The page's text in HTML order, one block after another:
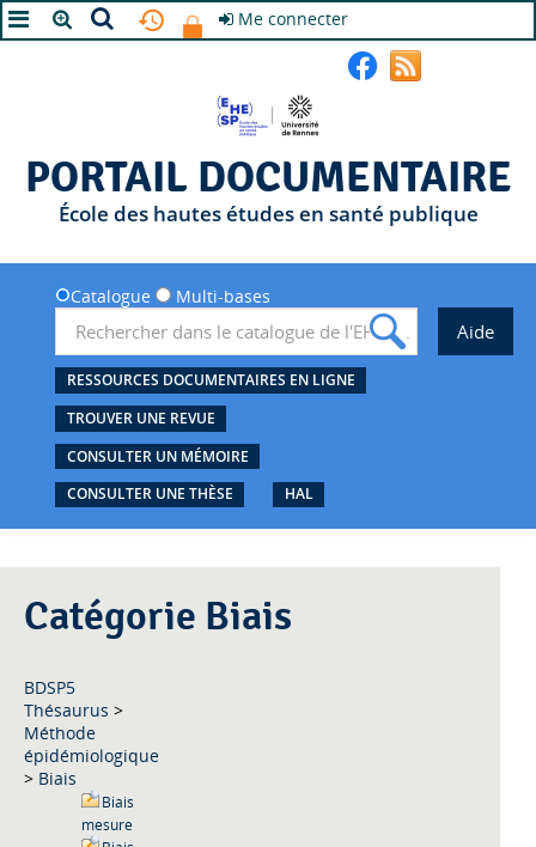
Me connecter
PORTAIL DOCUMENTAIRE
École des hautes études en santé publique
Catalogue Multi-bases
RESSOURCES DOCUMENTAIRES EN LIGNE
TROUVER UNE REVUE
CONSULTER UN MÉMOIRE
CONSULTER UNE THÈSE
HAL
Catégorie Biais
BDSP5
Thésaurus >
Méthode
épidémiologique
> Biais
Biais
mesure